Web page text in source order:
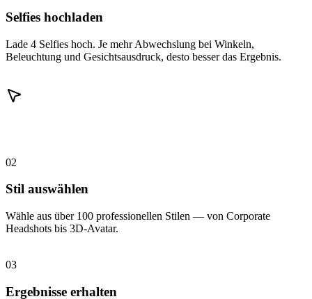
Selfies hochladen
Lade 4 Selfies hoch. Je mehr Abwechslung bei Winkeln,
Beleuchtung und Gesichtsausdruck, desto besser das Ergebnis.
02
Stil auswählen
Wähle aus über 100 professionellen Stilen — von Corporate
Headshots bis 3D-Avatar.
03
Ergebnisse erhalten